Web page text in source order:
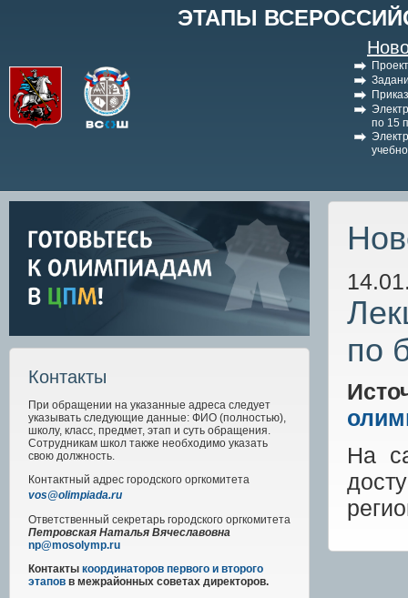
ЭТАПЫ
по 15
Контакты
При обращении на указанные адреса следует
указывать следующие данные: ФИО (полностью),
школу, класс, предмет, этап и суть обращения.
Сотрудникам школ также необходимо указать
свою должность.
Контактный адрес городского оргкомитета
vos@olimpiada.ru
Ответственный секретарь городского оргкомитета
Петровская Наталья Вячеславовна
np@mosolymp.ru
Контакты координаторов первого и второго
этапов в межрайонных советах директоров.
по
На